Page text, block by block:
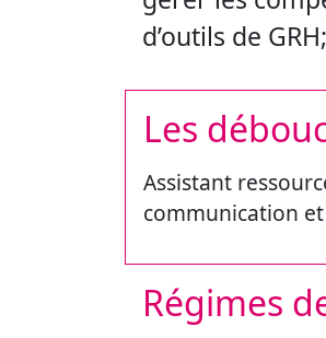
d’outils de
Les
Assistant
communication
Régimes